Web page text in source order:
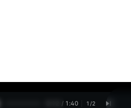
0:13 / 1:40 1 /2